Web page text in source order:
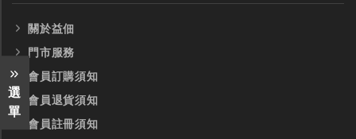
選
單
關於益佃
門市服務
會員訂購須知
會員退貨須知
會員註冊須知